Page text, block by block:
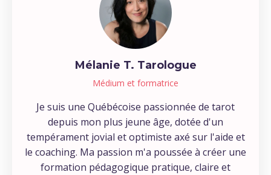
Mélanie T. Tarologue
Médium et formatrice
Je suis une Québécoise passionnée de tarot
depuis mon plus jeune âge, dotée d'un
tempérament jovial et optimiste axé sur l'aide et
le coaching. Ma passion m'a poussée à créer une
formation pédagogique pratique, claire et